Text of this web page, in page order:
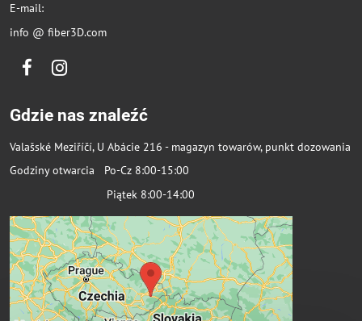
E-mail:
info @ fiber3D.com
FacebookInstagram
Gdzie nas znaleźć
Valašské Meziříčí, U Abácie 216 - magazyn towarów, punkt dozowania
Godziny otwarcia Po-Cz 8:00-15:00
Piątek 8:00-14:00